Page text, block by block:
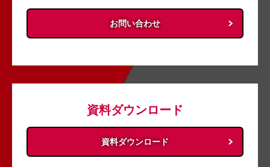
お問い合わせ
資料ダウンロード
資料ダウンロード